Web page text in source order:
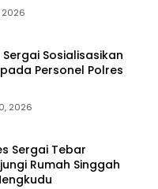
2026
Sergai Sosialisasikan
Personel Polres
2026
Sergai Tebar
Rumah Singgah